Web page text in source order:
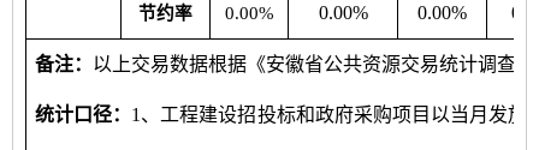
节约率 0.00% 0.00% 0.00%
备注： 以上交易数据根据《安徽省公共资源交易统计调查
统计口径： 1、工程建设招投标和政府采购项目以当月发